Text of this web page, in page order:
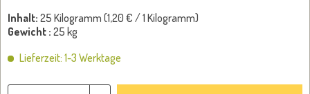
Inhalt: 25 Kilogramm (1,20 € / 1 Kilogramm)
Gewicht : 25 kg
Lieferzeit: 1-3 Werktage